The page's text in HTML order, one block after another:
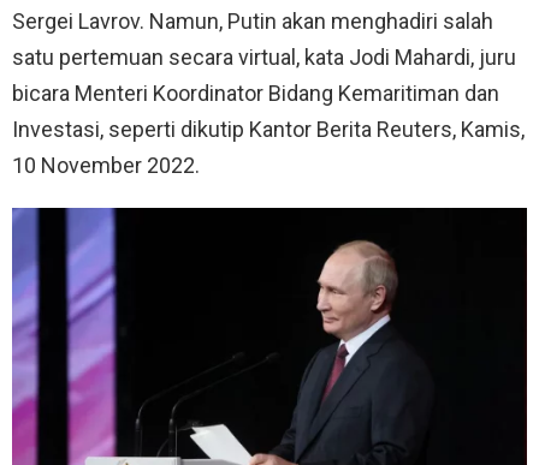
Sergei Lavrov. Namun, Putin akan menghadiri salah
satu pertemuan secara virtual, kata Jodi Mahardi, juru
bicara Menteri Koordinator Bidang Kemaritiman dan
Investasi, seperti dikutip Kantor Berita Reuters, Kamis,
10 November 2022.